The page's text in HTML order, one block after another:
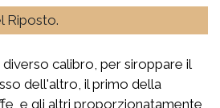
Riposto.
calibro, per siroppare il
dell'altro, il primo della
e gli altri proporzionatamente